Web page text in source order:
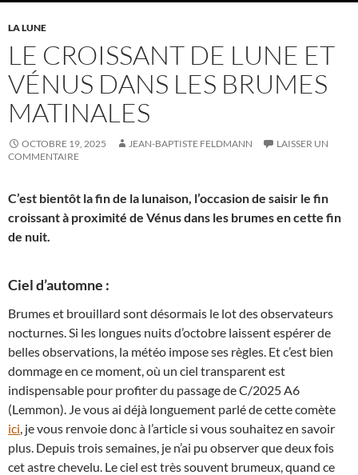
LA LUNE
LE CROISSANT DE LUNE ET
VÉNUS DANS LES BRUMES
MATINALES
OCTOBRE 19, 2025 JEAN-BAPTISTE FELDMANN
LAISSER UN
COMMENTAIRE
C’est bientôt la fin de la lunaison, l’occasion de saisir le fin
croissant à proximité de Vénus dans les brumes en cette fin
de nuit.
Ciel d’automne :
Brumes et brouillard sont désormais le lot des observateurs
nocturnes. Si les longues nuits d’octobre laissent espérer de
belles observations, la météo impose ses règles. Et c’est bien
dommage en ce moment, où un ciel transparent est
indispensable pour profiter du passage de C/2025 A6
(Lemmon). Je vous ai déjà longuement parlé de cette comète
ici, je vous renvoie donc à l’article si vous souhaitez en savoir
plus. Depuis trois semaines, je n’ai pu observer que deux fois
cet astre chevelu. Le ciel est très souvent brumeux, quand ce